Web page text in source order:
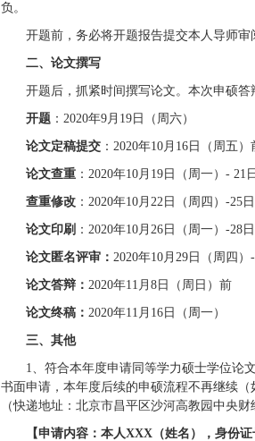
负。
开题前，务必将开题报告提交本人导师审
二、论文撰写
开题后，抓紧时间撰写论文。本次申硕答
开题 ：2020年9月19日（周六）
论文定稿提交 ：2020年10月16日（周五）
论文查重 ：2020年10月19日（周一）- 21
查重修改 ：2020年10月22日（周四）-
论文印刷 ：2020年10月26日（周一）-28
论文匿名评审： 2020年10月29日（周四）
论文答辩： 2020年11月8日（周日）前
论文终稿： 2020年11月16日（周一）
三、其他
1、符合本年度申请同等学力硕士学位论
书面申请，本年度后续的申硕流程不再继续
（快递地址：北京市昌平区沙河高教园中央
【申请内容：本人XXX（姓名），身份